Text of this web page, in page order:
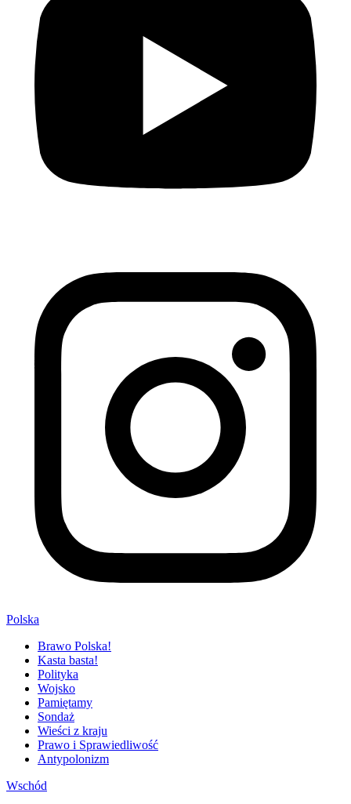
Polska
Brawo Polska!
Kasta basta!
Polityka
Wojsko
Pamiętamy
Sondaż
Wieści z kraju
Prawo i Sprawiedliwość
Antypolonizm
Wschód